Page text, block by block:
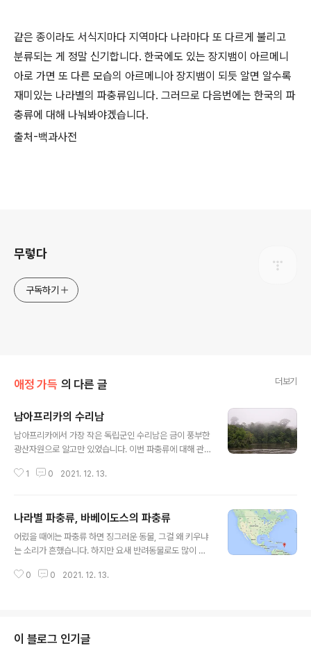
같은 종이라도 서식지마다 지역마다 나라마다 또 다르게 불리고
분류되는 게 정말 신기합니다. 한국에도 있는 장지뱀이 아르메니
아로 가면 또 다른 모습의 아르메니아 장지뱀이 되듯 알면 알수록
재미있는 나라별의 파충류입니다. 그러므로 다음번에는 한국의 파
충류에 대해 나눠봐야겠습니다.
출처-백과사전
무렇다
구독하기
애정 가득 의 다른 글 더보기
남아프리카의 수리남
남아프리카에서 가장 작은 독립군인 수리남은 금이 풍부한
광산자원으로 알고만 있었습니다. 이번 파충류에 대해 관
이번에 알아보니 자연환경 구역으로도 유네스코의 세계유
눠보겠습니다. 수리남 수리남은 가이아나 순상지에 있는데
두 개의 주요 지리적 특질로 나누며 북쪽은 해안 저지로서
경작지로 쓰이고 대부분의 인구가 거주한다고 합니다. 남
국경을 이루며 수리남 영토의 80%를 차지하고 수리남에
1 0 2021. 12. 13.
나라별 파충류, 바베이도스의 파충류
어렸을 때에는 파충류 하면 징그러운 동물, 그걸 왜 키우냐
는 소리가 흔했습니다. 하지만 요새 반려동물로도 많이 키
력에 빠진 사람 중 한 명이죠. 그래서 문뜩 궁금해졌습니다.
도스는 섬나라이며 카리브해에 있어 소앤틸리 제도에서 가
0 0 2021. 12. 13.
이 블로그 인기글